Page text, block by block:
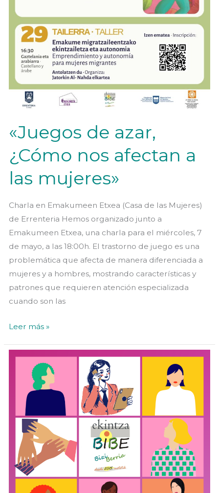
«Juegos de azar,
¿Cómo nos afectan a
las mujeres»
Charla en Emakumeen Etxea (Casa de las Mujeres)
de Errenteria Hemos organizado junto a
Emakumeen Etxea, una charla para el miércoles, 7
de mayo, a las 18:00h. El trastorno de juego es una
problemática que afecta de manera diferenciada a
mujeres y a hombres, mostrando características y
patrones que requieren atención especializada
cuando son las
«Juegos
¿Cómo
afectan
mujeres»
Leer más »